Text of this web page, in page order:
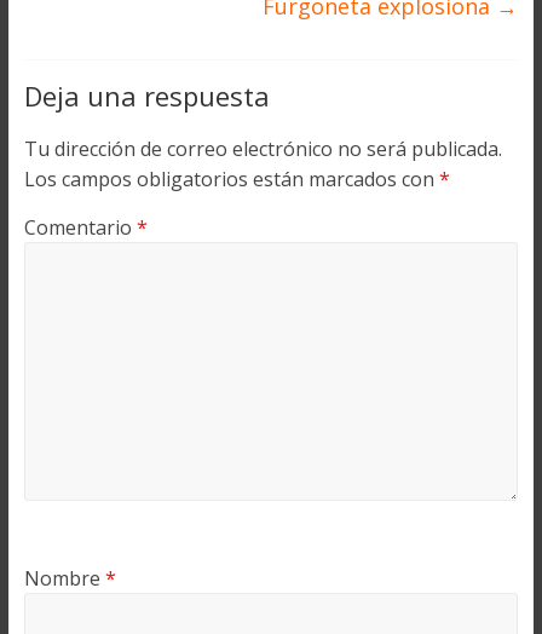
Furgoneta explosiona →
Deja una respuesta
Tu dirección de correo electrónico no será publicada.
Los campos obligatorios están marcados con *
Comentario *
Nombre *